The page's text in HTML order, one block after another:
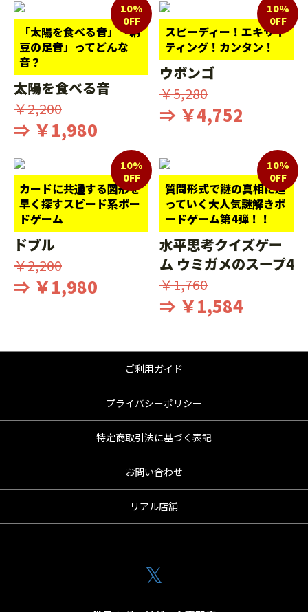
「太陽を食べる音」「納
豆の足音」ってどんな
音？
10%
0FF
太陽を食べる音
￥2,200
⇒ ￥1,980
スピーディー！エキサイ
ティング！カンタン！
10%
0FF
ウボンゴ
￥5,280
⇒ ￥4,752
カードに共通する図形を
早く探すスピード系ボー
ドゲーム
10%
0FF
ドブル
￥2,200
⇒ ￥1,980
質問形式で謎の真相に迫
っていく大人気謎解きボ
ードゲーム第4弾！！
10%
0FF
水平思考クイズゲー
ム ウミガメのスープ4
￥1,760
⇒ ￥1,584
ご利用ガイド
プライバシーポリシー
特定商取引法に基づく表記
お問い合わせ
リアル店舗
𝕏